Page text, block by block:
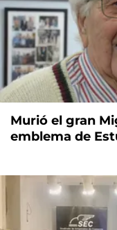
Murió el gran
emblema de